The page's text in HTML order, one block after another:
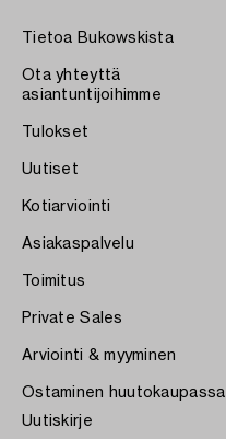
Tietoa Bukowskista
Ota yhteyttä
asiantuntijoihimme
Tulokset
Uutiset
Kotiarviointi
Asiakaspalvelu
Toimitus
Private Sales
Arviointi & myyminen
Ostaminen huutokaupassa
Uutiskirje